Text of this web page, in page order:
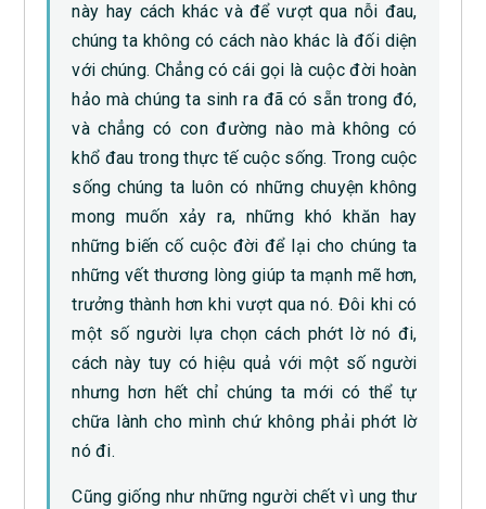
này hay cách khác và để vượt qua nỗi đau,
chúng ta không có cách nào khác là đối diện
với chúng. Chẳng có cái gọi là cuộc đời hoàn
hảo mà chúng ta sinh ra đã có sẵn trong đó,
và chẳng có con đường nào mà không có
khổ đau trong thực tế cuộc sống. Trong cuộc
sống chúng ta luôn có những chuyện không
mong muốn xảy ra, những khó khăn hay
những biến cố cuộc đời để lại cho chúng ta
những vết thương lòng giúp ta mạnh mẽ hơn,
trưởng thành hơn khi vượt qua nó. Đôi khi có
một số người lựa chọn cách phớt lờ nó đi,
cách này tuy có hiệu quả với một số người
nhưng hơn hết chỉ chúng ta mới có thể tự
chữa lành cho mình chứ không phải phớt lờ
nó đi.
Cũng giống như những người chết vì ung thư